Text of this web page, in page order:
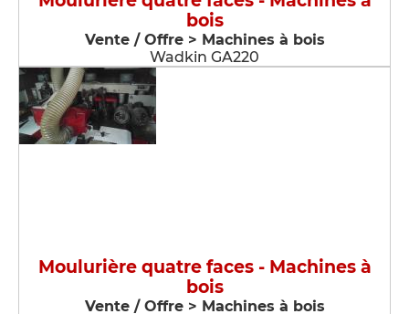
bois
Vente / Offre > Machines à bois
Wadkin GA220
Moulurière quatre faces - Machines à
bois
Vente / Offre > Machines à bois